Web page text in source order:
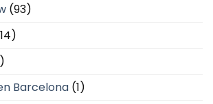
(93)
Barcelona (1)